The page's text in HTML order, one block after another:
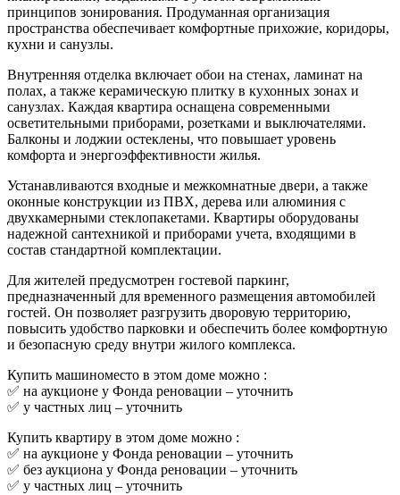
принципов зонирования. Продуманная организация
пространства обеспечивает комфортные прихожие, коридоры,
кухни и санузлы.
Внутренняя отделка включает обои на стенах, ламинат на
полах, а также керамическую плитку в кухонных зонах и
санузлах. Каждая квартира оснащена современными
осветительными приборами, розетками и выключателями.
Балконы и лоджии остеклены, что повышает уровень
комфорта и энергоэффективности жилья.
Устанавливаются входные и межкомнатные двери, а также
оконные конструкции из ПВХ, дерева или алюминия с
двухкамерными стеклопакетами. Квартиры оборудованы
надежной сантехникой и приборами учета, входящими в
состав стандартной комплектации.
Для жителей предусмотрен гостевой паркинг,
предназначенный для временного размещения автомобилей
гостей. Он позволяет разгрузить дворовую территорию,
повысить удобство парковки и обеспечить более комфортную
и безопасную среду внутри жилого комплекса.
Купить машиноместо в этом доме можно :
✅ на аукционе у Фонда реновации – уточнить
✅ у частных лиц – уточнить
Купить квартиру в этом доме можно :
✅ на аукционе у Фонда реновации – уточнить
✅ без аукциона у Фонда реновации – уточнить
✅ у частных лиц – уточнить